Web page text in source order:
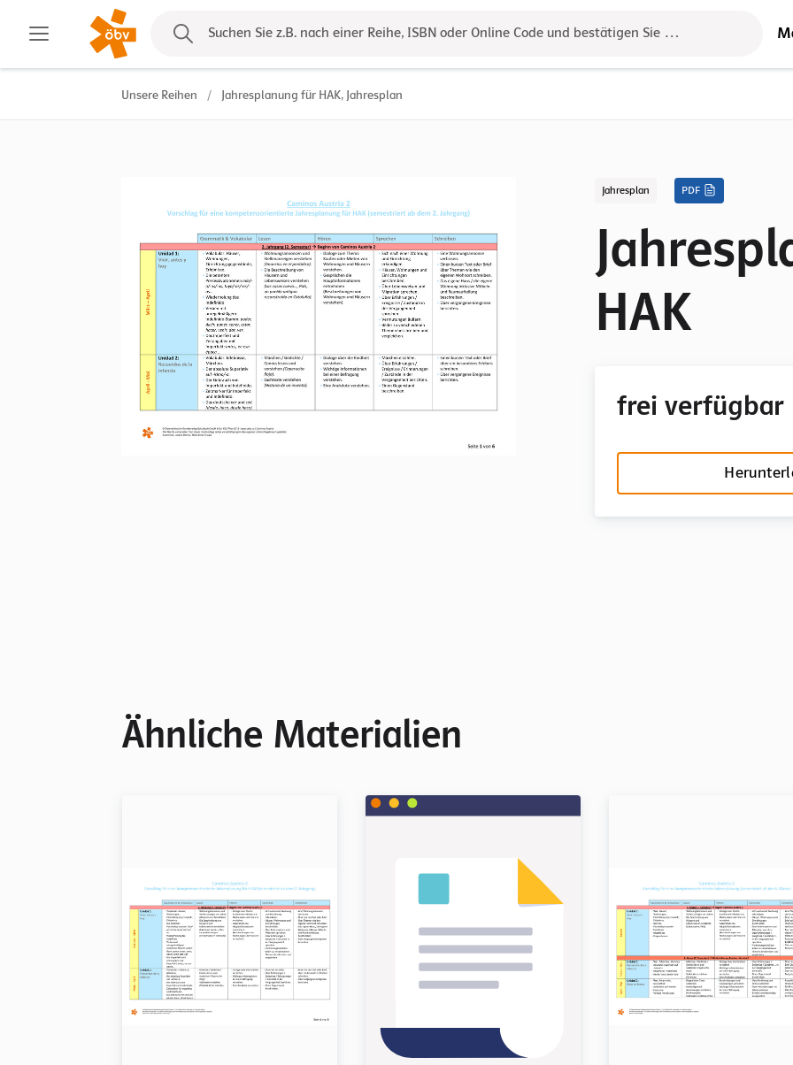
Suchen Sie z.B. nach einer Reihe, ISBN oder Online Code und bestätigen Sie das Ergebnis mit der
Kontakt
Unsere Reihen / Jahresplanung für HAK, Jahresplan
Jahresplan PDF
HAK
frei verfügbar
Ähnliche Materialien